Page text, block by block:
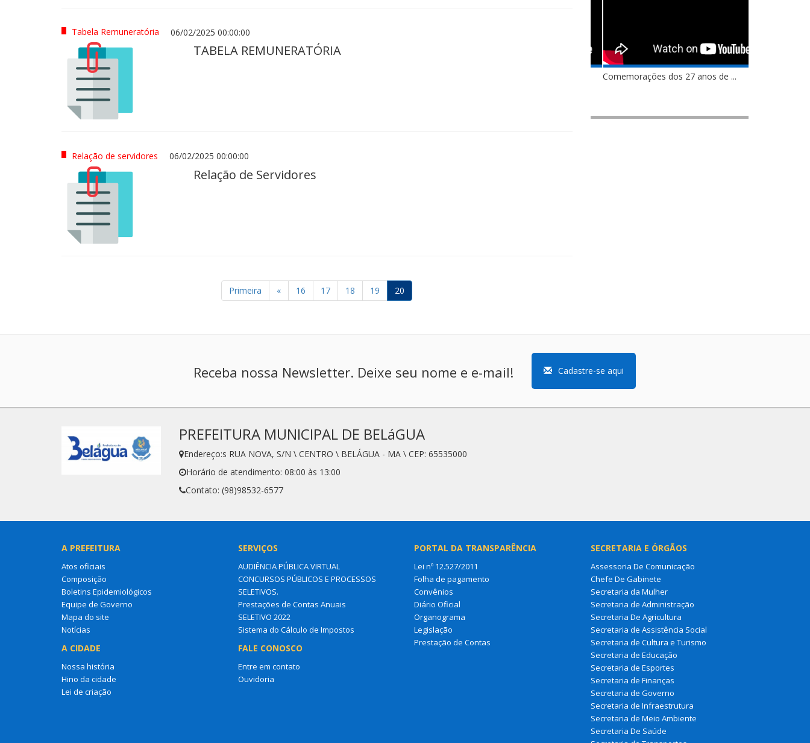
Tabela Remuneratória 06/02/2025 00:00:00
TABELA REMUNERATÓRIA
Relação de servidores 06/02/2025 00:00:00
Relação de Servidores
Primeira « 16 17 18 19 20
Comemorações dos 27 anos de ...
Receba nossa Newsletter. Deixe seu nome e e-mail! Cadastre-se aqui
PREFEITURA MUNICIPAL DE BELáGUA
Endereço:s RUA NOVA, S/N \ CENTRO \ BELÁGUA - MA \ CEP: 65535000
Horário de atendimento: 08:00 às 13:00
Contato: (98)98532-6577
A PREFEITURA
Atos oficiais
Composição
Boletins Epidemiológicos
Equipe de Governo
Mapa do site
Notícias
A CIDADE
Nossa história
Hino da cidade
Lei de criação
SERVIÇOS
AUDIÊNCIA PÚBLICA VIRTUAL
CONCURSOS PÚBLICOS E PROCESSOS
SELETIVOS.
Prestações de Contas Anuais
SELETIVO 2022
Sistema do Cálculo de Impostos
FALE CONOSCO
Entre em contato
Ouvidoria
PORTAL DA TRANSPARÊNCIA
Lei nº 12.527/2011
Folha de pagamento
Convênios
Diário Oficial
Organograma
Legislação
Prestação de Contas
SECRETARIA E ÓRGÃOS
Assessoria De Comunicação
Chefe De Gabinete
Secretaria da Mulher
Secretaria de Administração
Secretaria De Agricultura
Secretaria de Assistência Social
Secretaria de Cultura e Turismo
Secretaria de Educação
Secretaria de Esportes
Secretaria de Finanças
Secretaria de Governo
Secretaria de Infraestrutura
Secretaria de Meio Ambiente
Secretaria De Saúde